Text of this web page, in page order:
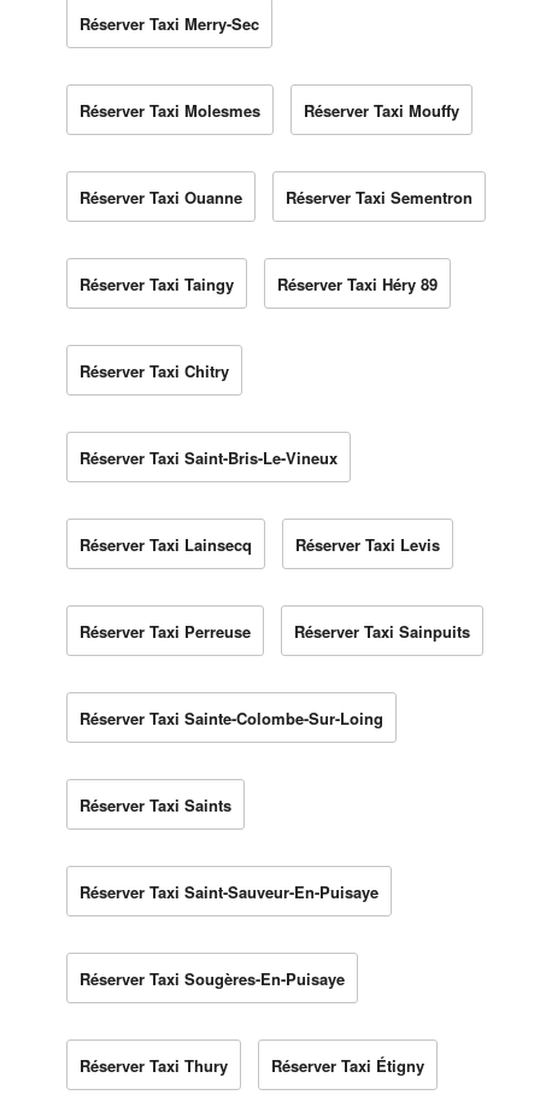
Réserver Taxi Merry-Sec
Réserver Taxi Molesmes Réserver Taxi Mouffy
Réserver Taxi Ouanne Réserver Taxi Sementron
Réserver Taxi Taingy Réserver Taxi Héry 89
Réserver Taxi Chitry
Réserver Taxi Saint-Bris-Le-Vineux
Réserver Taxi Lainsecq Réserver Taxi Levis
Réserver Taxi Perreuse Réserver Taxi Sainpuits
Réserver Taxi Sainte-Colombe-Sur-Loing
Réserver Taxi Saints
Réserver Taxi Saint-Sauveur-En-Puisaye
Réserver Taxi Sougères-En-Puisaye
Réserver Taxi Thury Réserver Taxi Étigny